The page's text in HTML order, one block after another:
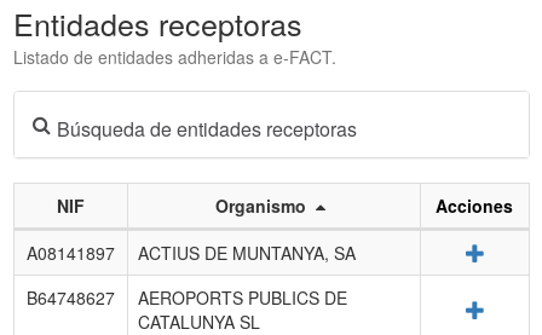
Entidades receptoras
Listado de entidades adheridas a e-FACT.
Búsqueda de entidades receptoras
Listado
de
entidades
NIF Organismo
Acciones
A08141897
ACTIUS DE MUNTANYA, SA
B64748627
AEROPORTS PUBLICS DE
CATALUNYA SL